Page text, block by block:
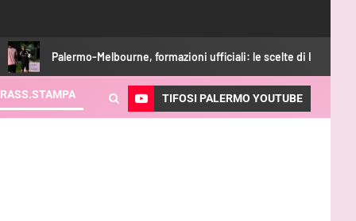
formazioni ufficiali: le scelte di Inzaghi
RASS.STAMPA TIFOSI PALERMO YOUTUBE